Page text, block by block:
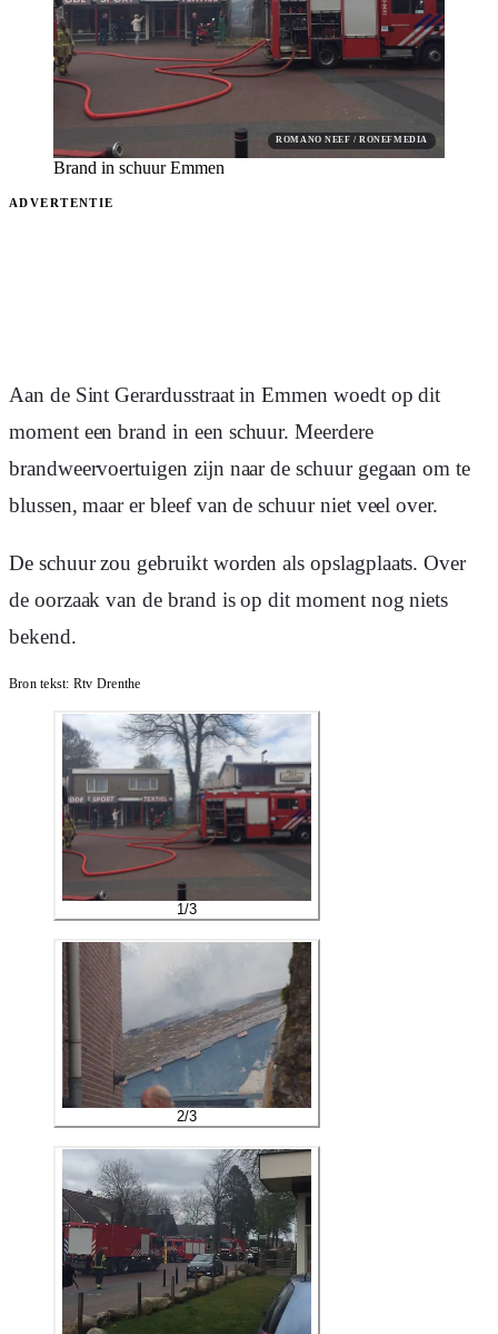
ROMANO NEEF / RONEFMEDIA
Brand in schuur Emmen
ADVERTENTIE
Aan de Sint Gerardusstraat in Emmen woedt op dit
moment een brand in een schuur. Meerdere
brandweervoertuigen zijn naar de schuur gegaan om te
blussen, maar er bleef van de schuur niet veel over.
De schuur zou gebruikt worden als opslagplaats. Over
de oorzaak van de brand is op dit moment nog niets
bekend.
Bron tekst: Rtv Drenthe
1 /3
2/3